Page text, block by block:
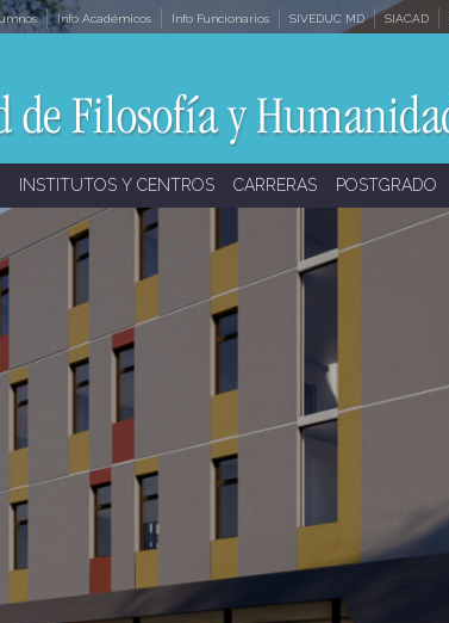
Info Académicos Info Funcionarios SIVEDUC MD SIACAD
INSTITUTOS Y CENTROS CARRERAS POSTGRADO